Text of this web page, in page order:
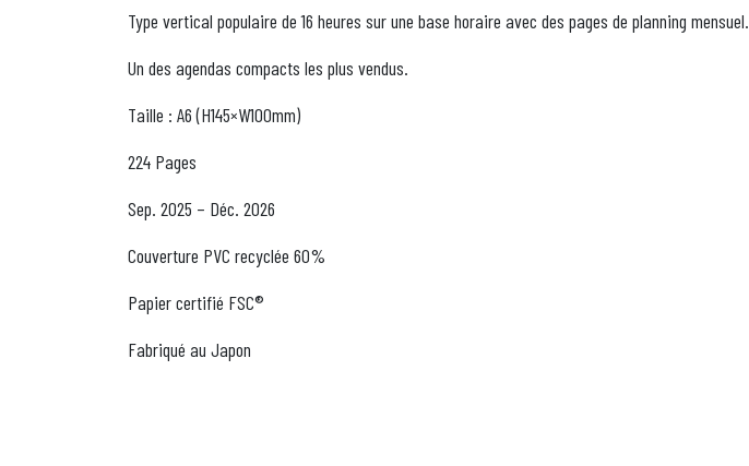
Type vertical populaire de 16 heures sur une base horaire avec des pages de planning mensuel.
Un des agendas compacts les plus vendus.
Taille : A6 (H145×W100mm)
224 Pages
Sep. 2025 – Déc. 2026
Couverture PVC recyclée 60%
Papier certifié FSC®
Fabriqué au Japon